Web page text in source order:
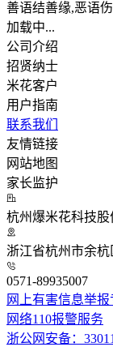
善语结善缘,恶语
加载中...
公司介绍
招贤纳士
米花客户
用户指南
联系我们
友情链接
网站地图
家长监护
杭州爆米花科技股
浙江省杭州市余
0571-89935007
网上有害信息举报
网络110报警服务
浙公网安备：